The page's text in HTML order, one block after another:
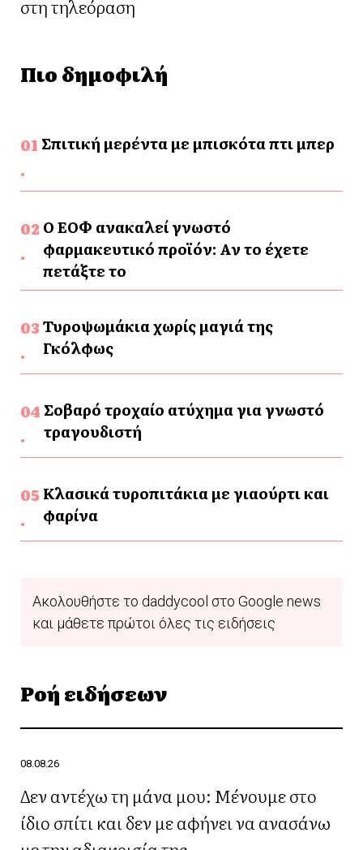
στη τηλεόραση
Πιο δημοφιλή
Σπιτική μερέντα με μπισκότα πτι μπερ
Ο ΕΟΦ ανακαλεί γνωστό
φαρμακευτικό προϊόν: Αν το έχετε
πετάξτε το
Τυροψωμάκια χωρίς μαγιά της
Γκόλφως
Σοβαρό τροχαίο ατύχημα για γνωστό
τραγουδιστή
Κλασικά τυροπιτάκια με γιαούρτι και
φαρίνα
Ακολουθήστε το daddycool στο Google news
και μάθετε πρώτοι όλες τις ειδήσεις
Ροή ειδήσεων
08.08.26
Δεν αντέχω τη μάνα μου: Μένουμε στο
ίδιο σπίτι και δεν με αφήνει να ανασάνω